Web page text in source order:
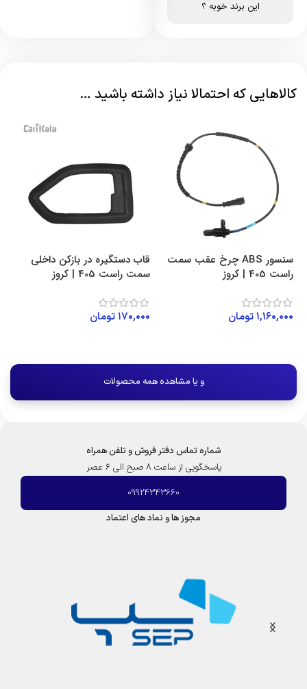
این برند خوبه ؟
کالاهایی که احتمالا نیاز داشته باشید …
سنسور ABS چرخ عقب سمت
راست 405 | کروز
۱,۱۶۰,۰۰۰تومان
قاب دستگیره در بازکن داخلی
سمت راست 405 | کروز
۱۷۰,۰۰۰تومان
و یا مشاهده همه محصولات
شماره تماس دفتر فروش و تلفن همراه
پاسخگویی از ساعت 8 صبح الی 6 عصر
09924343660
مجوز ها و نماد های اعتماد